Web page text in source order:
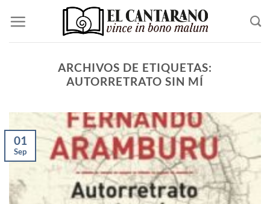
contenido
ARCHIVOS DE ETIQUETAS:
AUTORRETRATO SIN MÍ
01
Sep